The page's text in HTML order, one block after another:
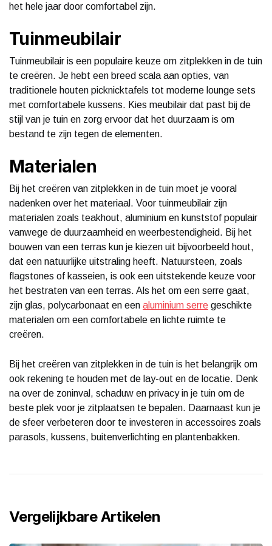
het hele jaar door comfortabel zijn.
Tuinmeubilair
Tuinmeubilair is een populaire keuze om zitplekken in de tuin
te creëren. Je hebt een breed scala aan opties, van
traditionele houten picknicktafels tot moderne lounge sets
met comfortabele kussens. Kies meubilair dat past bij de
stijl van je tuin en zorg ervoor dat het duurzaam is om
bestand te zijn tegen de elementen.
Materialen
Bij het creëren van zitplekken in de tuin moet je vooral
nadenken over het materiaal. Voor tuinmeubilair zijn
materialen zoals teakhout, aluminium en kunststof populair
vanwege de duurzaamheid en weerbestendigheid. Bij het
bouwen van een terras kun je kiezen uit bijvoorbeeld hout,
dat een natuurlijke uitstraling heeft. Natuursteen, zoals
flagstones of kasseien, is ook een uitstekende keuze voor
het bestraten van een terras. Als het om een serre gaat,
zijn glas, polycarbonaat en een aluminium serre geschikte
materialen om een comfortabele en lichte ruimte te
creëren.
Bij het creëren van zitplekken in de tuin is het belangrijk om
ook rekening te houden met de lay-out en de locatie. Denk
na over de zoninval, schaduw en privacy in je tuin om de
beste plek voor je zitplaatsen te bepalen. Daarnaast kun je
de sfeer verbeteren door te investeren in accessoires zoals
parasols, kussens, buitenverlichting en plantenbakken.
Vergelijkbare Artikelen